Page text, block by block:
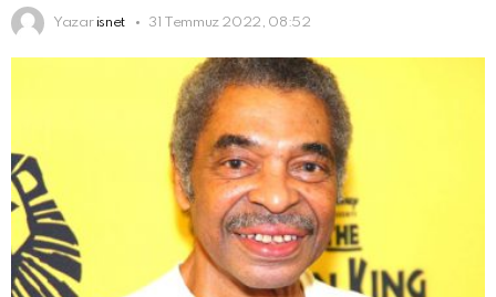
Yazar isnet 31 Temmuz 2022, 08:52